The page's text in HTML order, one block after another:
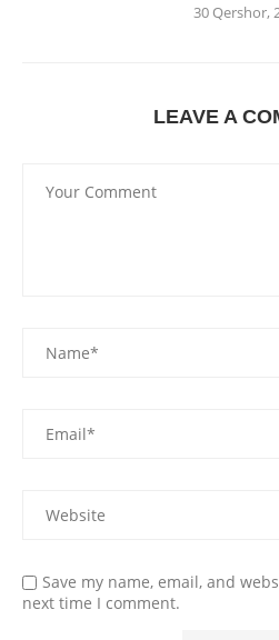
30 Qershor,
LEAVE A
Save my name, email, and
next time I comment.